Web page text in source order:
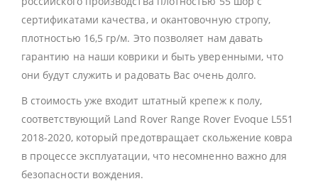
сертификатами качества, и окантовочную стропу,
плотностью 16,5 гр/м. Это позволяет нам давать
гарантию на наши коврики и быть уверенными, что
они будут служить и радовать Вас очень долго.
В стоимость уже входит штатный крепеж к полу,
соответствующий Land Rover Range Rover Evoque L551
2018-2020, который предотвращает скольжение ковра
в процессе эксплуатации, что несомненно важно для
безопасности вождения.